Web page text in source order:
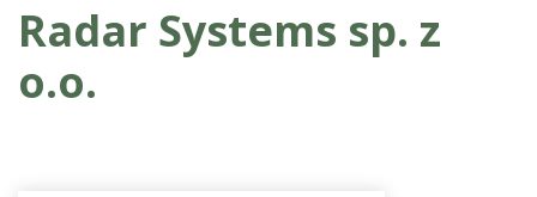
Radar Systems sp. z
o.o.